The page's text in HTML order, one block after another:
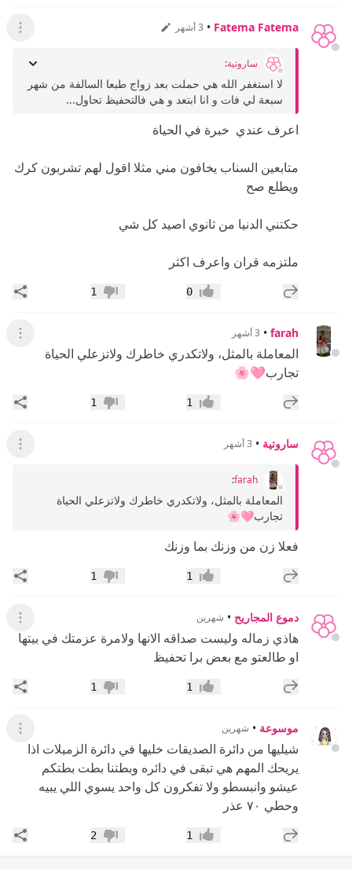
Fatema Fatema
• 3 أشهر عرض
ساروتية:
لا استغفر الله هي حملت بعد زواج طبعا السالفة من شهر
سبعة لي فات و انا ابتعد و هي فالتحفيظ تحاول...
اعرف عندي خبرة في الحياة
متابعين السناب يخافون مني مثلا اقول لهم تشربون كرك
ويطلع صح
حكتني الدنيا من ثانوي اصيد كل شي
ملتزمه قران واعرف اكثر
إضافة رد جديد إعجاب0 عدم إعجاب
1
farah
• 3 أشهر عرض
المعاملة بالمثل، ولاتكدري خاطرك ولاتزعلي الحياة
تجارب🩷🌸
إضافة رد جديد إعجاب1 عدم إعجاب
1
ساروتية • 3 أشهر عرض
farah
:
المعاملة بالمثل، ولاتكدري خاطرك ولاتزعلي الحياة
تجارب🩷🌸
فعلا زن من وزنك بما وزنك
إضافة رد جديد إعجاب1 عدم إعجاب
1
دموع المجاريح • شهرين عرض
هاذي زماله وليست صداقه الانها ولامرة عزمتك في بيتها
او طالعتو مع بعض برا تحفيظ
إضافة رد جديد إعجاب1 عدم إعجاب
1
موسوعة • شهرين عرض
شيليها من دائرة الصديقات خليها في دائرة الزميلات اذا
يريحك المهم هي تبقى في دائره وبطتنا بطت بطتكم
عيشو وانبسطو ولا تفكرون كل واحد يسوي اللي يبيه
وحطي ٧٠ عذر
إضافة رد جديد إعجاب1 عدم إعجاب
2